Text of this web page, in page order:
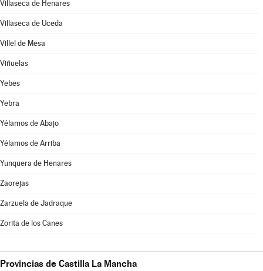
Villaseca de Henares
Villaseca de Uceda
Villel de Mesa
Viñuelas
Yebes
Yebra
Yélamos de Abajo
Yélamos de Arriba
Yunquera de Henares
Zaorejas
Zarzuela de Jadraque
Zorita de los Canes
Provincias de Castilla La Mancha